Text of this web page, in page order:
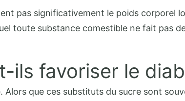
pas significativement le poids corporel
toute substance comestible ne fait pas
ils favoriser le
que ces substituts du sucre sont